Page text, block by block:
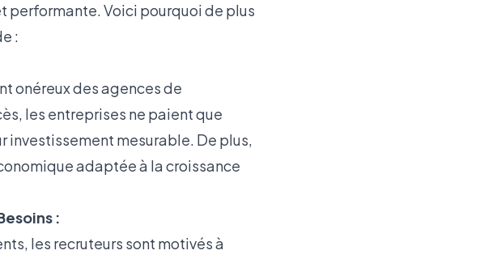
performante. Voici pourquoi de plus
:
onéreux des agences de
les entreprises ne paient que
investissement mesurable. De plus,
adaptée à la croissance
:
les recruteurs sont motivés à